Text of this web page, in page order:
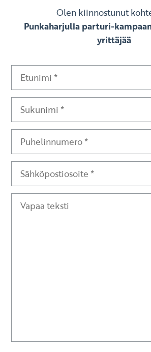
Olen kiinnostunut
Punkaharjulla parturi-
yrittäjää
Etunimi
Sukunimi
Puhelinnumero
Sähköpostiosoite
Vapaa teksti